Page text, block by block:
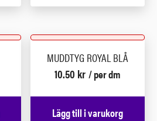
MUDDTYG ROYAL BLÅ
10.50 kr / per dm
Lägg till i varukorg